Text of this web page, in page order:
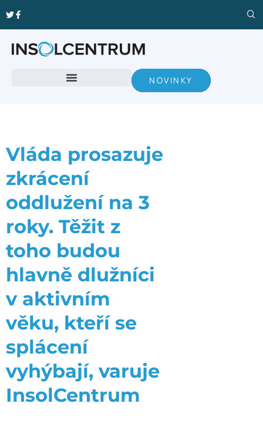
NOVINKY
Vláda prosazuje
zkrácení
oddlužení na 3
roky. Těžit z
toho budou
hlavně dlužníci
v aktivním
věku, kteří se
splácení
vyhýbají, varuje
InsolCentrum